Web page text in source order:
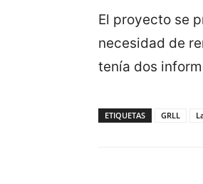
El proyecto se
necesidad de
tenía dos
ETIQUETAS GRLL